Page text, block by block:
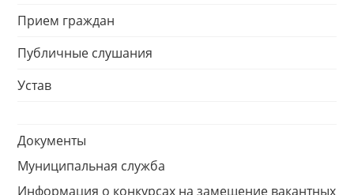
Прием граждан
Публичные слушания
Устав
Документы
Муниципальная служба
Информация о конкурсах на замещение вакантных